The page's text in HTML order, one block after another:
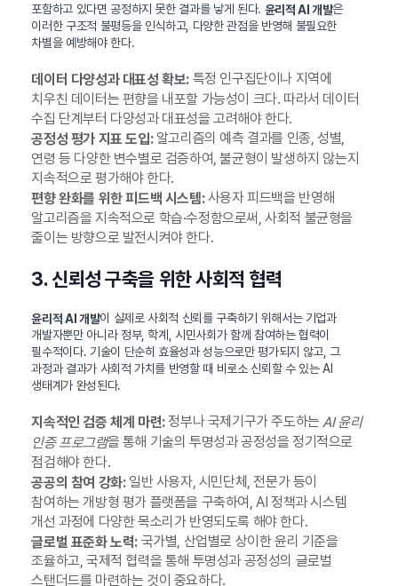
포함하고 있다면 공정하지 못한 결과를 낳게 된다. 윤리적 AI 개발은
이러한 구조적 불평등을 인식하고, 다양한 관점을 반영해 불필요한
차별을 예방해야 한다.
데이터 다양성과 대표성 확보:특정 인구집단이나 지역에
치우친 데이터는 편향을 내포할 가능성이 크다. 따라서 데이터
수집 단계부터 다양성과 대표성을 고려해야 한다.
공정성 평가 지표 도입:알고리즘의 예측 결과를 인종, 성별,
연령 등 다양한 변수별로 검증하여, 불균형이 발생하지 않는지
지속적으로 평가해야 한다.
편향 완화를 위한 피드백 시스템:사용자 피드백을 반영해
알고리즘을 지속적으로 학습·수정함으로써, 사회적 불균형을
줄이는 방향으로 발전시켜야 한다.
3. 신뢰성 구축을 위한 사회적 협력
윤리적 AI 개발이 실제로 사회적 신뢰를 구축하기 위해서는 기업과
개발자뿐만 아니라 정부, 학계, 시민사회가 함께 참여하는 협력이
필수적이다. 기술이 단순히 효율성과 성능으로만 평가되지 않고, 그
과정과 결과가 사회적 가치를 반영할 때 비로소 신뢰할 수 있는 AI
생태계가 완성된다.
지속적인 검증 체계 마련:정부나 국제기구가 주도하는 AI 윤리
인증 프로그램을 통해 기술의 투명성과 공정성을 정기적으로
점검해야 한다.
공공의 참여 강화:일반 사용자, 시민단체, 전문가 등이
참여하는 개방형 평가 플랫폼을 구축하여, AI 정책과 시스템
개선 과정에 다양한 목소리가 반영되도록 해야 한다.
글로벌 표준화 노력:국가별, 산업별로 상이한 윤리 기준을
조율하고, 국제적 협력을 통해 투명성과 공정성의 글로벌
스탠더드를 마련하는 것이 중요하다.